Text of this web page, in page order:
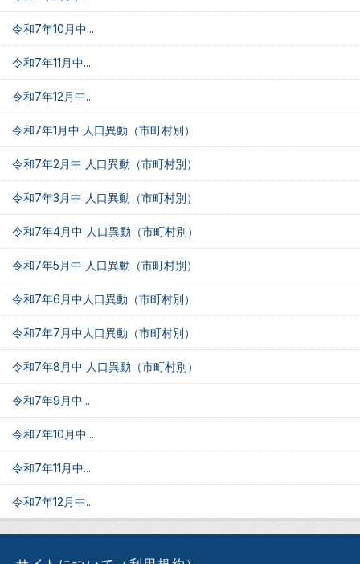
令和7年10月中...
令和7年11月中...
令和7年12月中...
令和7年1月中 人口異動（市町村別）
令和7年2月中 人口異動（市町村別）
令和7年3月中 人口異動（市町村別）
令和7年4月中 人口異動（市町村別）
令和7年5月中 人口異動（市町村別）
令和7年6月中人口異動（市町村別）
令和7年7月中人口異動（市町村別）
令和7年8月中 人口異動（市町村別）
令和7年9月中...
令和7年10月中...
令和7年11月中...
令和7年12月中...